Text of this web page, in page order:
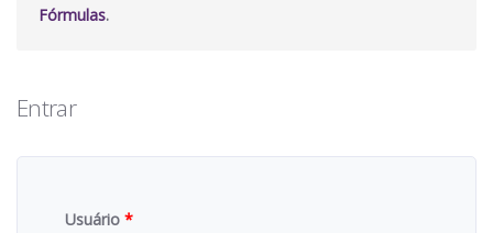
Fórmulas.
Entrar
Usuário *